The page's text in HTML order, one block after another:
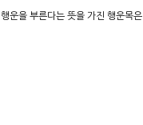
행운을 부른다는 뜻을 가진 행운목